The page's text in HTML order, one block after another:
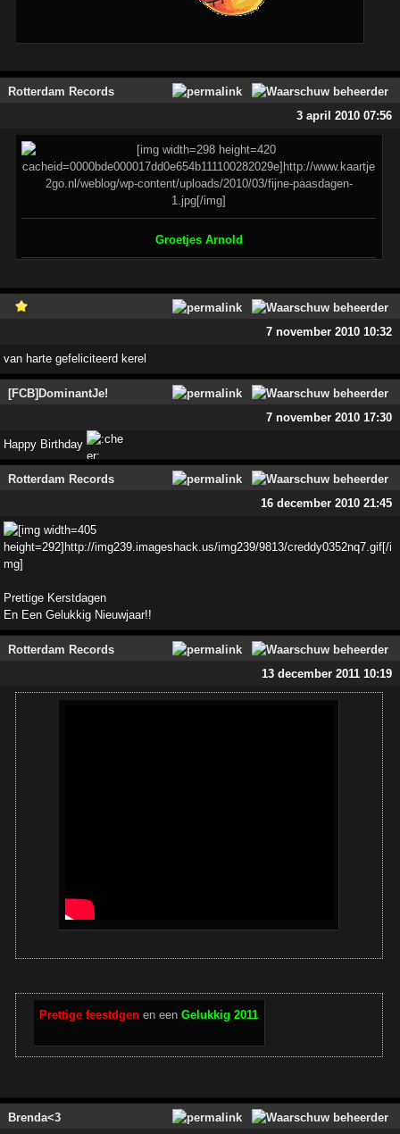
Rotterdam Records
3 april 2010 07:56
Groetjes Arnold
7 november 2010 10:32
van harte gefeliciteerd kerel
[FCB]DominantJe!
7 november 2010 17:30
Happy Birthday
Rotterdam Records
16 december 2010 21:45
Prettige Kerstdagen
En Een Gelukkig Nieuwjaar!!
Rotterdam Records
13 december 2011 10:19
Prettige feestdgen en eenGelukkig 2011
Brenda<3